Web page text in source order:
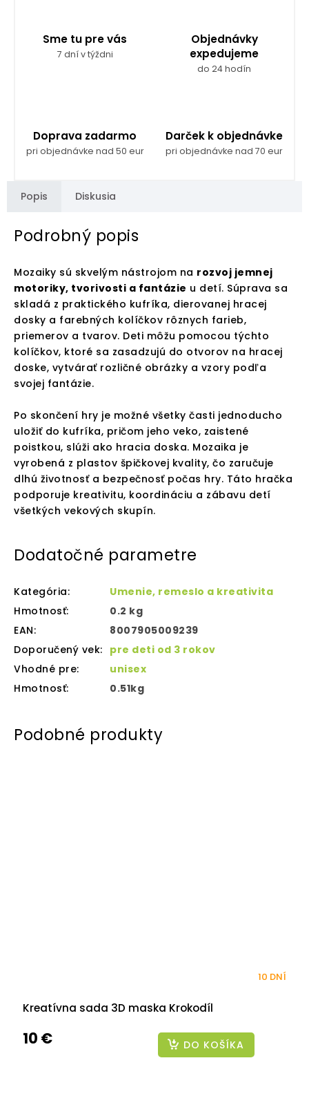
Sme tu pre vás
7 dní v týždni
Objednávky
expedujeme
do 24 hodín
Doprava zadarmo
pri objednávke nad 50 eur
Darček k objednávke
pri objednávke nad 70 eur
Popis Diskusia
Podrobný popis
Mozaiky sú skvelým nástrojom na rozvoj jemnej
motoriky, tvorivosti a fantázie u detí. Súprava sa
skladá z praktického kufríka, dierovanej hracej
dosky a farebných kolíčkov rôznych farieb,
priemerov a tvarov. Deti môžu pomocou týchto
kolíčkov, ktoré sa zasadzujú do otvorov na hracej
doske, vytvárať rozličné obrázky a vzory podľa
svojej fantázie.
Po skončení hry je možné všetky časti jednoducho
uložiť do kufríka, pričom jeho veko, zaistené
poistkou, slúži ako hracia doska. Mozaika je
vyrobená z plastov špičkovej kvality, čo zaručuje
dlhú životnosť a bezpečnosť počas hry. Táto hračka
podporuje kreativitu, koordináciu a zábavu detí
všetkých vekových skupín.
Dodatočné parametre
Kategória:
Umenie, remeslo a kreativita
Hmotnosť:
0.2 kg
EAN:
8007905009239
Doporučený vek: pre deti od 3 rokov
Vhodné pre:
unisex
Hmotnosť: 0.51kg
Kreatívna sada 3D maska Krokodíl
10 DNÍ
10 € DO KOŠÍKA